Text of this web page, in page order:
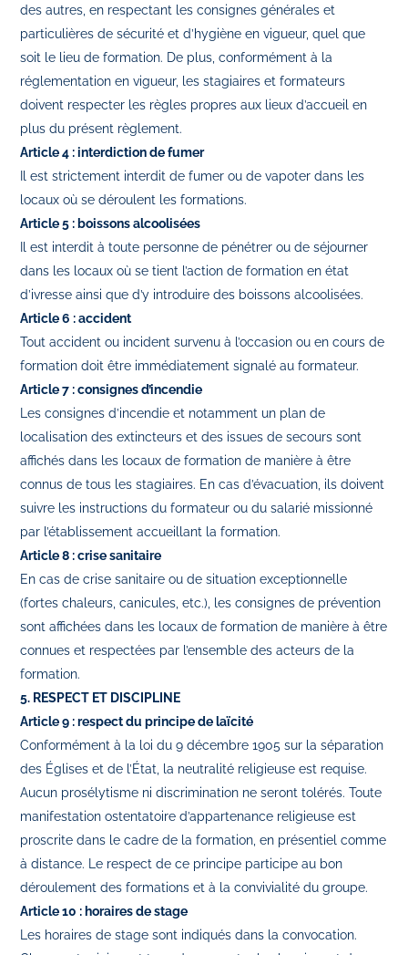
des autres, en respectant les consignes générales et
particulières de sécurité et d’hygiène en vigueur, quel que
soit le lieu de formation. De plus, conformément à la
réglementation en vigueur, les stagiaires et formateurs
doivent respecter les règles propres aux lieux d’accueil en
plus du présent règlement.
Article 4 : interdiction de fumer
Il est strictement interdit de fumer ou de vapoter dans les
locaux où se déroulent les formations.
Article 5 : boissons alcoolisées
Il est interdit à toute personne de pénétrer ou de séjourner
dans les locaux où se tient l’action de formation en état
d’ivresse ainsi que d’y introduire des boissons alcoolisées.
Article 6 : accident
Tout accident ou incident survenu à l’occasion ou en cours de
formation doit être immédiatement signalé au formateur.
Article 7 : consignes d’incendie
Les consignes d’incendie et notamment un plan de
localisation des extincteurs et des issues de secours sont
affichés dans les locaux de formation de manière à être
connus de tous les stagiaires. En cas d’évacuation, ils doivent
suivre les instructions du formateur ou du salarié missionné
par l’établissement accueillant la formation.
Article 8 : crise sanitaire
En cas de crise sanitaire ou de situation exceptionnelle
(fortes chaleurs, canicules, etc.), les consignes de prévention
sont aﬃchées dans les locaux de formation de manière à être
connues et respectées par l’ensemble des acteurs de la
formation.
5. RESPECT ET DISCIPLINE
Article 9 : respect du principe de laïcité
Conformément à la loi du 9 décembre 1905 sur la séparation
des Églises et de l’État, la neutralité religieuse est requise.
Aucun prosélytisme ni discrimination ne seront tolérés. Toute
manifestation ostentatoire d’appartenance religieuse est
proscrite dans le cadre de la formation, en présentiel comme
à distance. Le respect de ce principe participe au bon
déroulement des formations et à la convivialité du groupe.
Article 10 : horaires de stage
Les horaires de stage sont indiqués dans la convocation.